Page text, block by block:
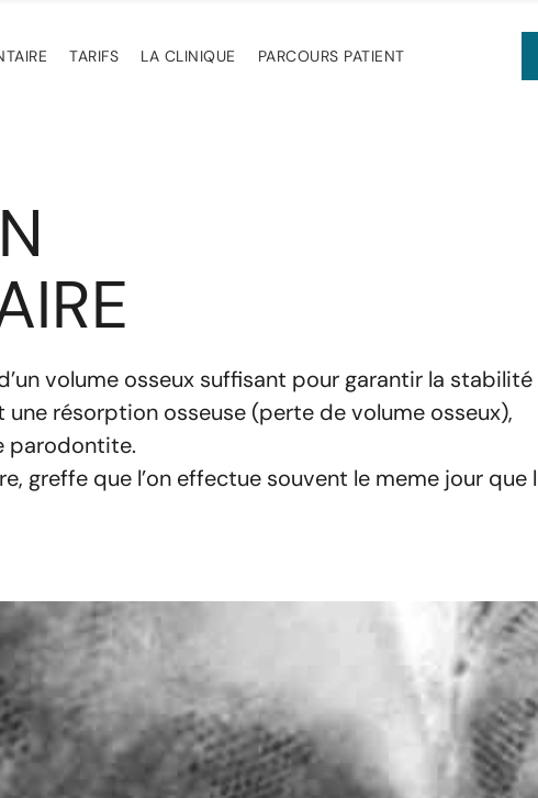
TARIFS LA CLINIQUE PARCOURS PATIENT
volume osseux suffisant pour garantir la
résorption osseuse (perte de volume osseux),
parodontite.
greffe que l’on effectue souvent le meme jour que